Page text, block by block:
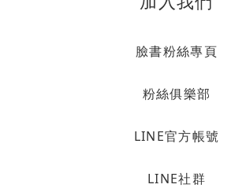
臉書粉絲專頁
粉絲俱樂部
LINE官方帳號
LINE社群